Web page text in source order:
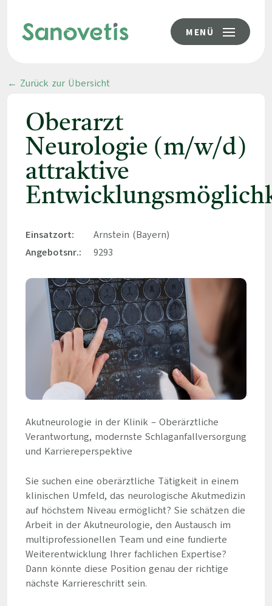
MENÜ
← Zurück zur Übersicht
Oberarzt
Neurologie (m/w/d)
attraktive
Einsatzort:
Arnstein (Bayern)
Angebotsnr.:
9293
Akutneurologie in der Klinik – Oberärztliche
Verantwortung, modernste Schlaganfallversorgung
und Karriereperspektive
Sie suchen eine oberärztliche Tätigkeit in einem
klinischen Umfeld, das neurologische Akutmedizin
auf höchstem Niveau ermöglicht? Sie schätzen die
Arbeit in der Akutneurologie, den Austausch im
multiprofessionellen Team und eine fundierte
Weiterentwicklung Ihrer fachlichen Expertise?
Dann könnte diese Position genau der richtige
nächste Karriereschritt sein.